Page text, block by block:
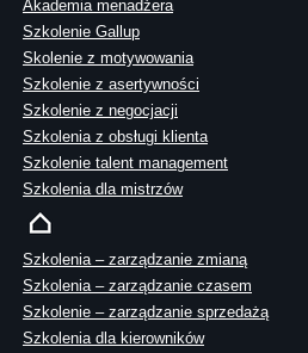
Akademia menadżera
Szkolenie Gallup
Skolenie z motywowania
Szkolenie z asertywności
Szkolenie z negocjacji
Szkolenia z obsługi klienta
Szkolenie talent management
Szkolenia dla mistrzów
Szkolenia – zarządzanie zmianą
Szkolenia – zarządzanie czasem
Szkolenie – zarządzanie sprzedażą
Szkolenia dla kierowników